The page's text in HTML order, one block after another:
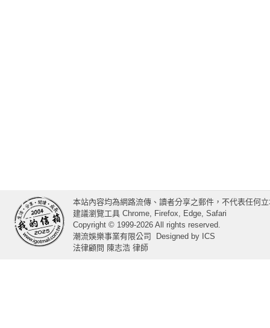
本站內容均為網路流傳、讀者分享之郵件，不代表任何
建議瀏覽工具 Chrome, Firefox, Edge, Safari
Copyright © 1999-2026 All rights reserved.
潮流娛樂事業有限公司
Designed by ICS
法律顧問 陳志浩 律師